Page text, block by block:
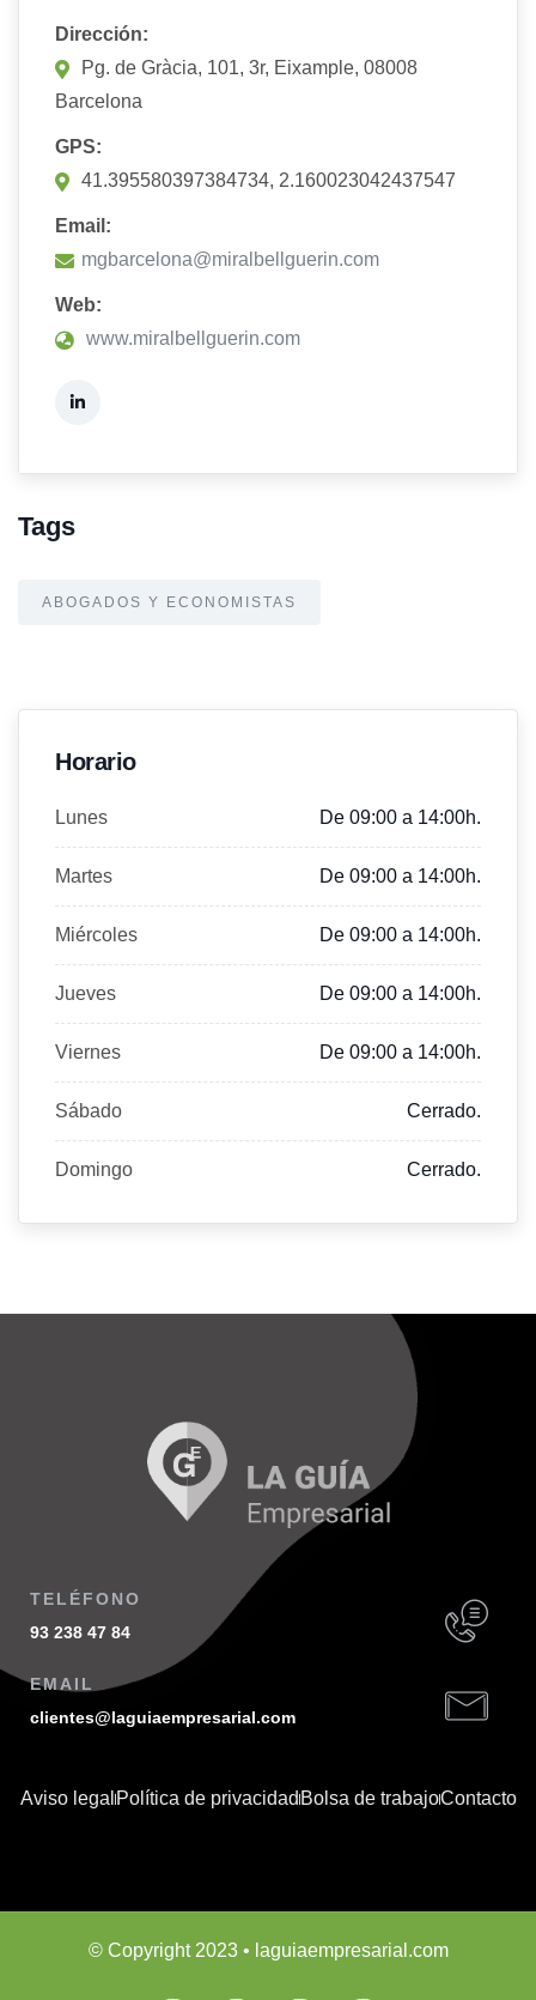
Dirección:
Pg. de Gràcia, 101, 3r, Eixample, 08008
Barcelona
GPS:
41.395580397384734, 2.160023042437547
Email:
mgbarcelona@miralbellguerin.com
Web:
www.miralbellguerin.com
Tags
ABOGADOS Y ECONOMISTAS
Horario
Lunes De 09:00 a 14:00h.
Martes De 09:00 a 14:00h.
Miércoles De 09:00 a 14:00h.
Jueves De 09:00 a 14:00h.
Viernes De 09:00 a 14:00h.
Sábado Cerrado.
Domingo Cerrado.
TELÉFONO
93 238 47 84
EMAIL
clientes@laguiaempresarial.com
Aviso legal Política de privacidadBolsa de trabajoContacto
© Copyright 2023 • laguiaempresarial.com